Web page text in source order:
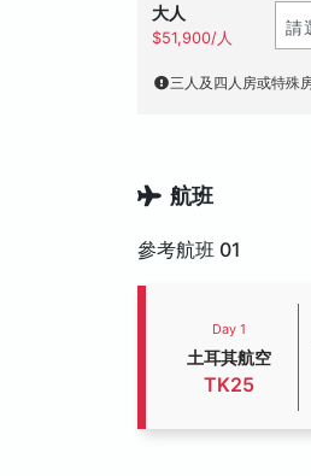
大人
$51,900/人
三人及四人房或特殊
航班
參考航班 01
Day 1
土耳其航空
TK25